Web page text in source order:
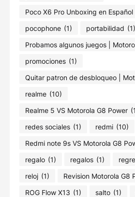
Poco X6 Pro Unboxing en Español
pocophone (1) portabilidad (1)
Probamos algunos juegos |
promociones (1)
Quitar patron de desbloqueo |
realme (10)
Realme 5 VS Motorola G8 Power
redes sociales (1) redmi (10)
Redmi note 9s VS Motorola G8
regalo (1) regalos (1)
reloj (1) Revision Motorola G8
ROG Flow X13 (1) salto (1)